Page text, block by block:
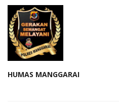
HUMAS MANGGARAI